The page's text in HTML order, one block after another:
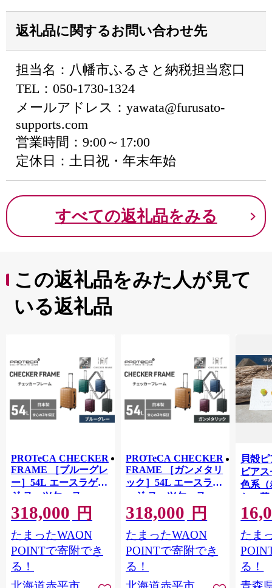
返礼品に関するお問い合わせ先
担当名：八幡市ふるさと納税担当窓口
TEL：050-1730-1324
メールアドレス：yawata@furusato-
supports.com
営業時間：9:00～17:00
定休日：土日祝・年末年始
すべての返礼品をみる
この返礼品をみた人が見て
いる返礼品
PROTeCA CHECKER
FRAME ［ブルーグレ
ー］54L エースラゲー
ジ スーツケース
［NO.00142（03）］
プロテカ チェッカー
フレーム 旅 キャリー
かばん バッグ 国産 日
本製 抗ウイルス仕様
318,000 円
たまったWAON
POINTで寄附でき
る！
PROTeCA CHECKER
FRAME ［ガンメタリ
ック］54L エースラゲ
ージ スーツケース
［NO.00142（02）］
プロテカ チェッカー
フレーム 旅 キャリー
かばん バッグ 国産 日
本製 抗ウイルス仕様
318,000 円
たまったWAON
POINTで寄附でき
る！
貝殻
ピア
色系（
ない
ピア
たて
チッ
ル 手
ド ア
ィース
たま
る！